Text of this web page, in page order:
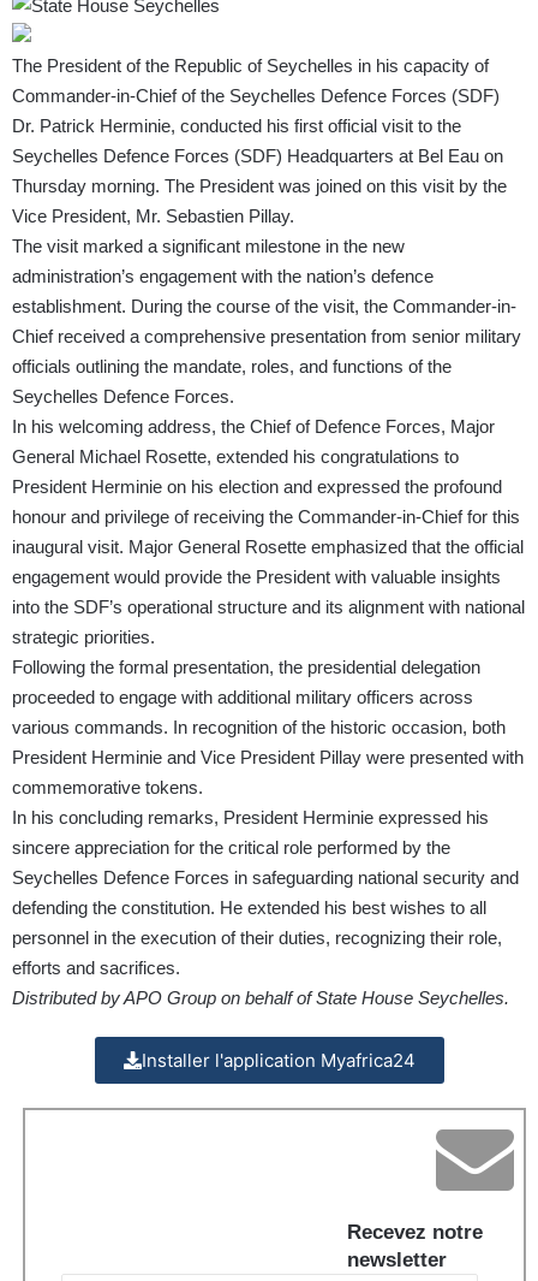
The President of the Republic of Seychelles in his capacity of
Commander-in-Chief of the Seychelles Defence Forces (SDF)
Dr. Patrick Herminie, conducted his first official visit to the
Seychelles Defence Forces (SDF) Headquarters at Bel Eau on
Thursday morning. The President was joined on this visit by the
Vice President, Mr. Sebastien Pillay.
The visit marked a significant milestone in the new
administration’s engagement with the nation’s defence
establishment. During the course of the visit, the Commander-in-
Chief received a comprehensive presentation from senior military
officials outlining the mandate, roles, and functions of the
Seychelles Defence Forces.
In his welcoming address, the Chief of Defence Forces, Major
General Michael Rosette, extended his congratulations to
President Herminie on his election and expressed the profound
honour and privilege of receiving the Commander-in-Chief for this
inaugural visit. Major General Rosette emphasized that the official
engagement would provide the President with valuable insights
into the SDF’s operational structure and its alignment with national
strategic priorities.
Following the formal presentation, the presidential delegation
proceeded to engage with additional military officers across
various commands. In recognition of the historic occasion, both
President Herminie and Vice President Pillay were presented with
commemorative tokens.
In his concluding remarks, President Herminie expressed his
sincere appreciation for the critical role performed by the
Seychelles Defence Forces in safeguarding national security and
defending the constitution. He extended his best wishes to all
personnel in the execution of their duties, recognizing their role,
efforts and sacrifices.
Distributed by APO Group on behalf of State House Seychelles.
Installer l'application Myafrica24
Recevez notre
newsletter